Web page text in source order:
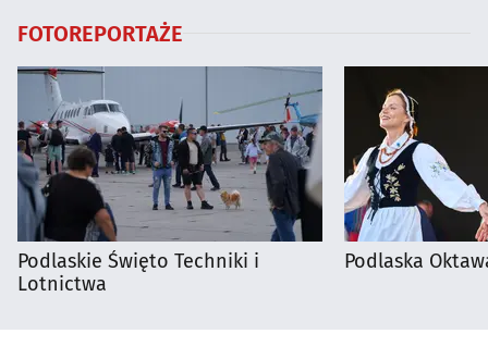
FOTOREPORTAŻE
Podlaskie Święto Techniki i
Lotnictwa
Podlaska